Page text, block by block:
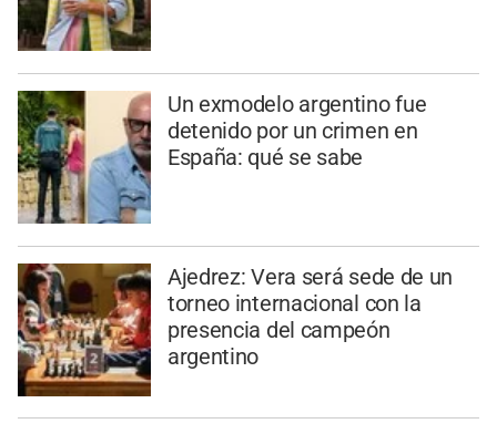
Un exmodelo argentino fue
detenido por un crimen en
España: qué se sabe
Ajedrez: Vera será sede de un
torneo internacional con la
presencia del campeón
argentino